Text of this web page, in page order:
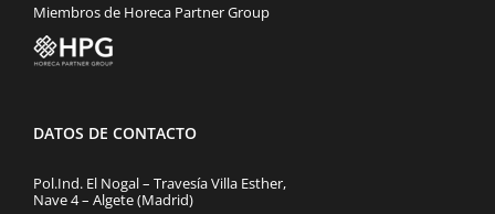
Miembros de Horeca Partner Group
DATOS DE CONTACTO
Pol.Ind. El Nogal – Travesía Villa Esther,
Nave 4 – Algete (Madrid)